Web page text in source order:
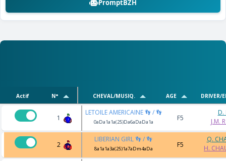
PromptBZH
Actif N° CHEVAL/MUSIQ. AGE DRIVER/
1
LETOILE AMERICAINE 👣 / 👣
0aDa1a1a(25)Da6aDaDa1a F5
D.
J.M.
2
LIBERIAN GIRL 👣 / 👣
8a1a1a3a(25)1a7aDm4aDa F5
Q.
H.